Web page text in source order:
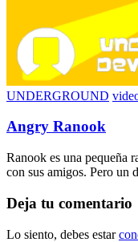
UNDERGROUND
Angry Ranook
Ranook es una pequeña
con sus amigos. Pero un
Deja tu comentario
Lo siento, debes estar